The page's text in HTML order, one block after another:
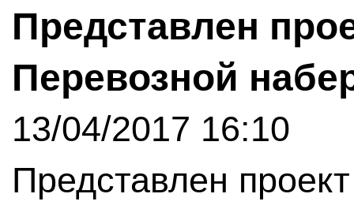
Представлен
Перевозной
13/04/2017 16:10
Представлен